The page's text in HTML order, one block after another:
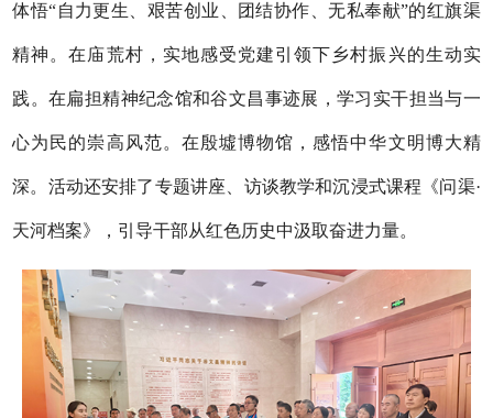
体悟“自力更生、艰苦创业、团结协作、无私奉献”的红旗渠
精神。在庙荒村，实地感受党建引领下乡村振兴的生动实
践。在扁担精神纪念馆和谷文昌事迹展，学习实干担当与一
心为民的崇高风范。在殷墟博物馆，感悟中华文明博大精
深。活动还安排了专题讲座、访谈教学和沉浸式课程《问渠·
天河档案》，引导干部从红色历史中汲取奋进力量。